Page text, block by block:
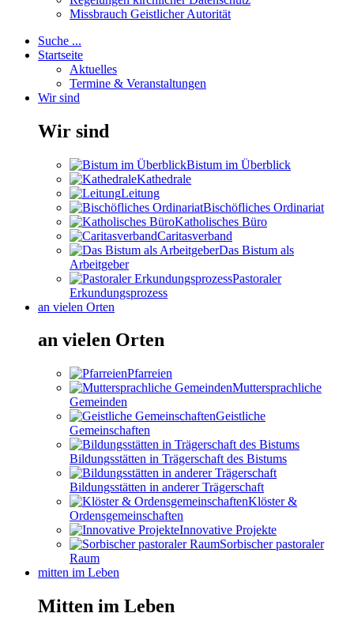
Missbrauch Geistlicher Autorität
Suche ...
Startseite
Aktuelles
Termine & Veranstaltungen
Wir sind
Wir sind
Bistum im Überblick
Kathedrale
Leitung
Bischöfliches Ordinariat
Katholisches Büro
Caritasverband
Das Bistum als
Arbeitgeber
Pastoraler
Erkundungsprozess
an vielen Orten
an vielen Orten
Pfarreien
Muttersprachliche
Gemeinden
Geistliche
Gemeinschaften
Bildungsstätten in Trägerschaft des Bistums
Bildungsstätten in anderer Trägerschaft
Klöster &
Ordensgemeinschaften
Innovative Projekte
Sorbischer pastoraler
Raum
mitten im Leben
Mitten im Leben